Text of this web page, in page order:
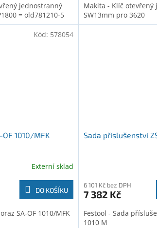
jednostranný
= old781210-5
Makita - Klíč
SW13mm pro 3620
1010/MFK
Externí sklad
DO KOŠÍKU
SA-OF 1010/MFK
Kód: 578054
Sada příslušenství
6 101 Kč bez DPH
7 382 Kč
Festool - Sada
1010 M